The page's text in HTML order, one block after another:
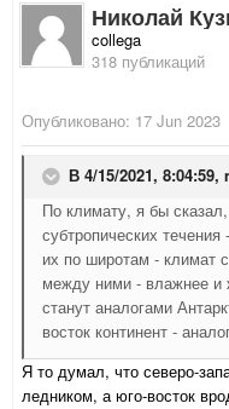
Николай
collega
318 публикаций
Опубликовано: 17 Jun 2023
В 4/15/2021, 8:04:59,
По климату, я бы
субтропических
их по широтам - климат
между ними - влажнее и
станут аналогами
восток континент -
Я то думал, что северо-
ледником, а юго-восток